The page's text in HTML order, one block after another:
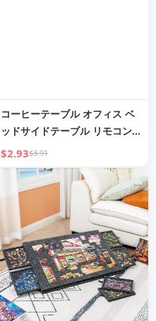
コーヒーテーブル オフィス ベ
ッドサイドテーブル リモコン収
納ボックス
$2.93$3.91